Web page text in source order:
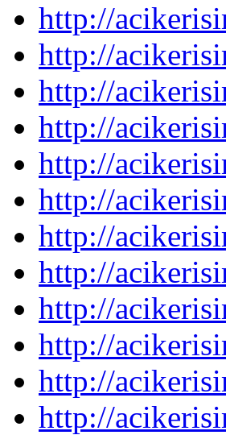
http://
http://
http://
http://
http://
http://
http://
http://
http://
http://
http://
http://